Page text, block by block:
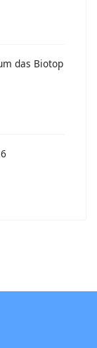
das Biotop